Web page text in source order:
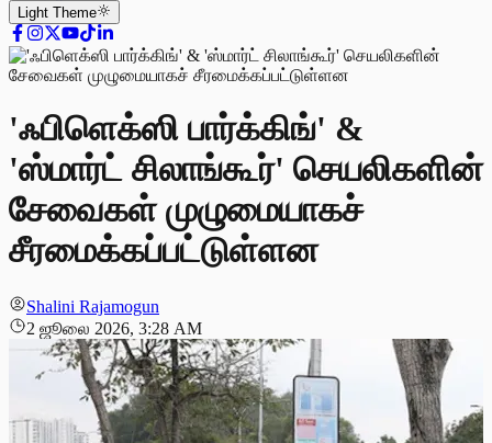
Light Theme
'ஃபிளெக்ஸி பார்க்கிங்' &
'ஸ்மார்ட் சிலாங்கூர்' செயலிகளின்
சேவைகள் முழுமையாகச்
சீரமைக்கப்பட்டுள்ளன
Shalini Rajamogun
2 ஜூலை 2026, 3:28 AM